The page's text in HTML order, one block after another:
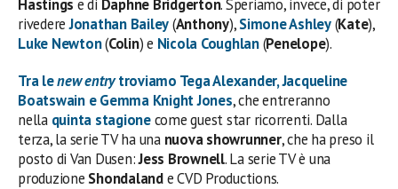
Hastings e di Daphne Bridgerton. Speriamo, invece, di poter
rivedereJonathan Bailey(Anthony),Simone Ashley(Kate),
Luke Newton(Colin) e Nicola Coughlan(Penelope).
Tra lenew entrytroviamo Tega Alexander,Jacqueline
BoatswaineGemma Knight Jones, che entreranno
nella quinta stagionecome guest star ricorrenti. Dalla
terza, la serie TV ha unanuova showrunner, che ha preso il
posto di Van Dusen:Jess Brownell. La serie TV è una
produzione Shondalande CVD Productions.